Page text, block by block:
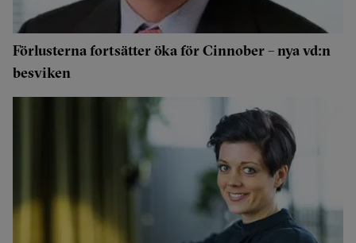
Förlusterna fortsätter öka för Cinnober – nya vd:n
besviken